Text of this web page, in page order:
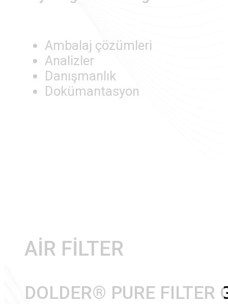
Ambalaj çözümleri
Analizler
Danışmanlık
Dokümantasyon
AIR FILTER
DOLDER® PURE FILTER